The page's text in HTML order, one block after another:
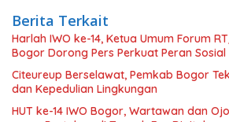
Berita Terkait
Harlah IWO ke-14, Ketua Umum Forum
Bogor Dorong Pers Perkuat Peran
Citeureup Berselawat, Pemkab Bogor
dan Kepedulian Lingkungan
HUT ke-14 IWO Bogor, Wartawan dan